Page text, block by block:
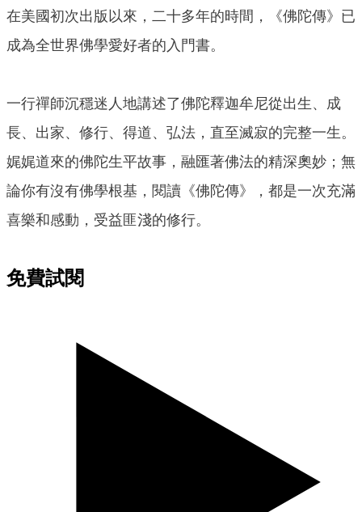
在美國初次出版以來，二十多年的時間，《佛陀傳》已
成為全世界佛學愛好者的入門書。
一行禪師沉穩迷人地講述了佛陀釋迦牟尼從出生、成
長、出家、修行、得道、弘法，直至滅寂的完整一生。
娓娓道來的佛陀生平故事，融匯著佛法的精深奧妙；無
論你有沒有佛學根基，閱讀《佛陀傳》，都是一次充滿
喜樂和感動，受益匪淺的修行。
免費試閱